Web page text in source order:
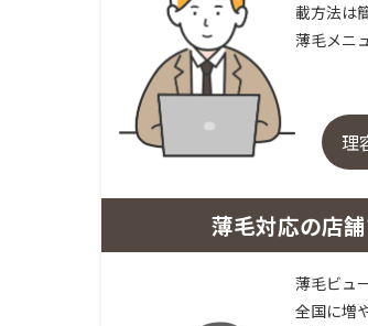
載方法は
薄毛メニ
理
薄毛対応の店
薄毛ビュ
全国に増